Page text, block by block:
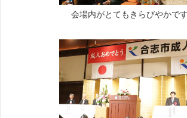
会場内がとてもきらびやかです